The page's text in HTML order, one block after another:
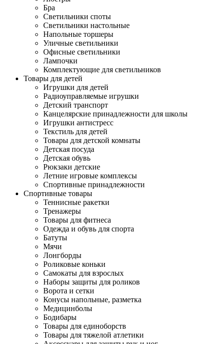
Бра
Светильники споты
Светильники настольные
Напольные торшеры
Уличные светильники
Офисные светильники
Лампочки
Комплектующие для светильников
Товары для детей
Игрушки для детей
Радиоуправляемые игрушки
Детский транспорт
Канцелярские принадлежности для школы
Игрушки антистресс
Текстиль для детей
Товары для детской комнаты
Детская посуда
Детская обувь
Рюкзаки детские
Летние игровые комплексы
Спортивные принадлежности
Спортивные товары
Теннисные ракетки
Тренажеры
Товары для фитнеса
Одежда и обувь для спорта
Батуты
Мячи
Лонгборды
Роликовые коньки
Самокаты для взрослых
Наборы защиты для роликов
Ворота и сетки
Конусы напольные, разметка
Медицинболы
Бодибары
Товары для единоборств
Товары для тяжелой атлетики